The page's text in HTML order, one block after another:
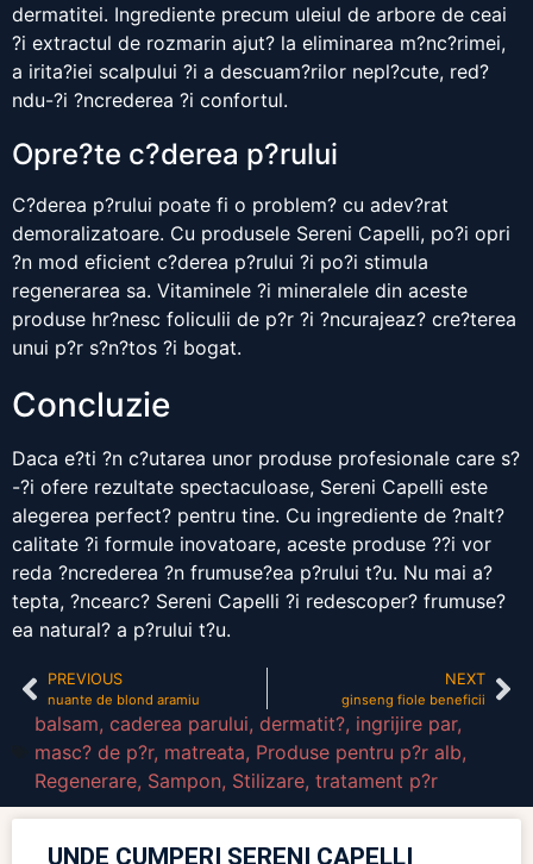
dermatitei. Ingrediente precum uleiul de arbore de ceai
?i extractul de rozmarin ajut? la eliminarea m?nc?rimei,
a irita?iei scalpului ?i a descuam?rilor nepl?cute, red?
ndu-?i ?ncrederea ?i confortul.
Opre?te c?derea p?rului
C?derea p?rului poate fi o problem? cu adev?rat
demoralizatoare. Cu produsele Sereni Capelli, po?i opri
?n mod eficient c?derea p?rului ?i po?i stimula
regenerarea sa. Vitaminele ?i mineralele din aceste
produse hr?nesc foliculii de p?r ?i ?ncurajeaz? cre?terea
unui p?r s?n?tos ?i bogat.
Concluzie
Daca e?ti ?n c?utarea unor produse profesionale care s?
-?i ofere rezultate spectaculoase, Sereni Capelli este
alegerea perfect? pentru tine. Cu ingrediente de ?nalt?
calitate ?i formule inovatoare, aceste produse ??i vor
reda ?ncrederea ?n frumuse?ea p?rului t?u. Nu mai a?
tepta, ?ncearc? Sereni Capelli ?i redescoper? frumuse?
ea natural? a p?rului t?u.
PREVIOUS
nuante de blond aramiu
NEXT
ginseng fiole beneficii
balsam, caderea parului, dermatit?, ingrijire par,
masc? de p?r, matreata, Produse pentru p?r alb,
Regenerare, Sampon, Stilizare, tratament p?r
UNDE CUMPERI SERENI CAPELLI